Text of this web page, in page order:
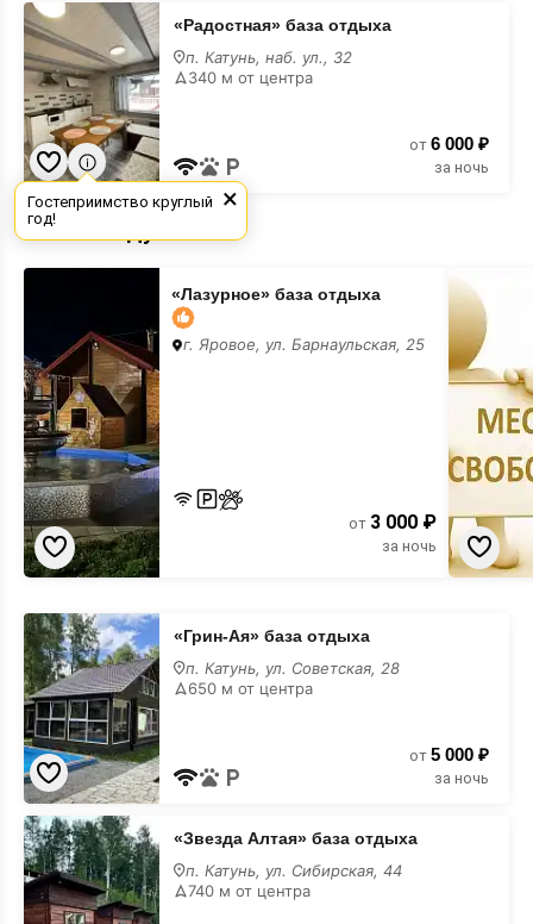
«Радостная»
база
отдыха
«Радостная» база отдыха
п. Катунь, наб. ул., 32
340 м от центра
от 6 000 ₽
за ночь
Рекомендуемые
«Лазурное»
«Лазурное» база отдыха
г. Яровое, ул. Барнаульская, 25
от 3 000 ₽
за ночь
для
вашего
баннера
«Грин-
Ая»
база
отдыха
«Грин-Ая» база отдыха
п. Катунь, ул. Советская, 28
650 м от центра
от 5 000 ₽
за ночь
«Звезда
Алтая»
база
отдыха
«Звезда Алтая» база отдыха
п. Катунь, ул. Сибирская, 44
740 м от центра
×
Гостеприимство круглый
год!